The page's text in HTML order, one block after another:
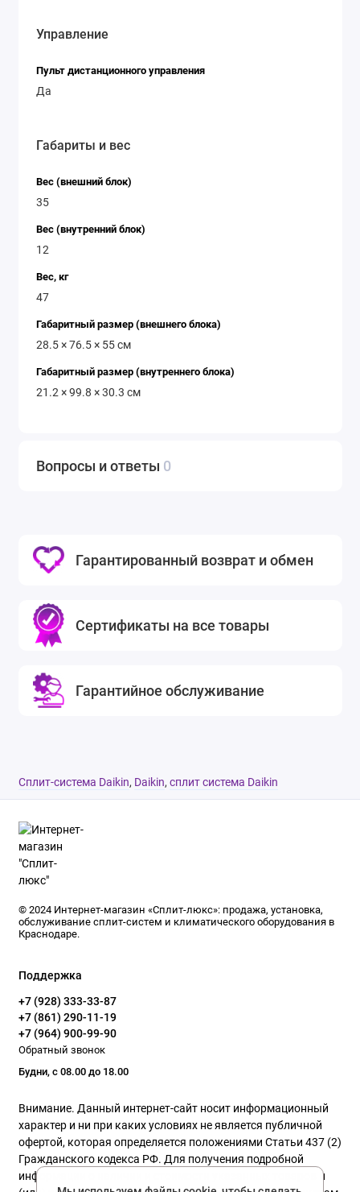
Управление
Пульт дистанционного управления
Да
Габариты и вес
Вес (внешний блок)
35
Вес (внутренний блок)
12
Вес, кг
47
Габаритный размер (внешнего блока)
28.5 × 76.5 × 55 см
Габаритный размер (внутреннего блока)
21.2 × 99.8 × 30.3 см
Вопросы и ответы 0
Гарантированный возврат и обмен
Сертификаты на все товары
Гарантийное обслуживание
Cплит-система Daikin, Daikin, сплит система Daikin
© 2024 Интернет-магазин «Сплит-люкс»: продажа, установка,
обслуживание сплит-систем и климатического оборудования в
Краснодаре.
Поддержка
+7 (928) 333-33-87
+7 (861) 290-11-19
+7 (964) 900-99-90
Обратный звонок
Будни, с 08.00 до 18.00
Внимание. Данный интернет-сайт носит информационный
характер и ни при каких условиях не является публичной
офертой, которая определяется положениями Статьи 437 (2)
Гражданского кодекса РФ. Для получения подробной
информации о наличии и стоимости указанных товаров и